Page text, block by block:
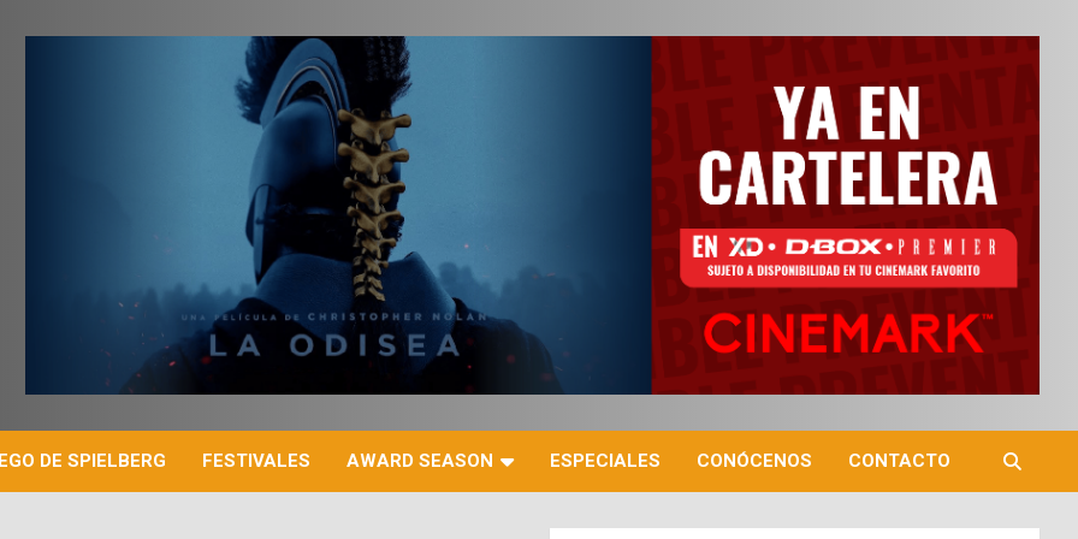
DE SPIELBERG FESTIVALES AWARD SEASON ESPECIALES CONÓCENOS CONTACTO